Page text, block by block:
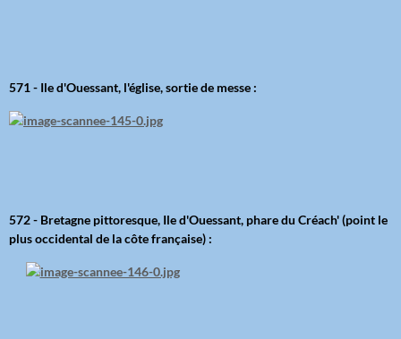
571 - Ile d'Ouessant, l'église, sortie de messe :
572 - Bretagne pittoresque, Ile d'Ouessant, phare du Créach' (point le
plus occidental de la côte française) :